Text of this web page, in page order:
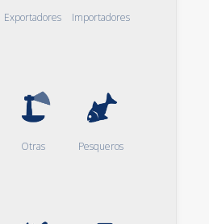
Exportadores Importadores
Otras Pesqueros